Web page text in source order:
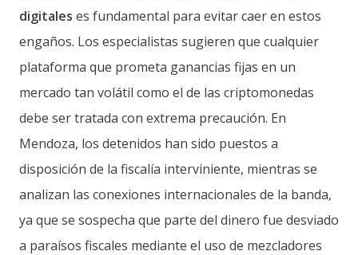
digitales es fundamental para evitar caer en estos
engaños. Los especialistas sugieren que cualquier
plataforma que prometa ganancias fijas en un
mercado tan volátil como el de las criptomonedas
debe ser tratada con extrema precaución. En
Mendoza, los detenidos han sido puestos a
disposición de la fiscalía interviniente, mientras se
analizan las conexiones internacionales de la banda,
ya que se sospecha que parte del dinero fue desviado
a paraísos fiscales mediante el uso de mezcladores